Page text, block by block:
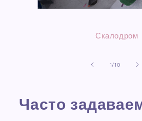
Скалодром
1/из
10
Часто